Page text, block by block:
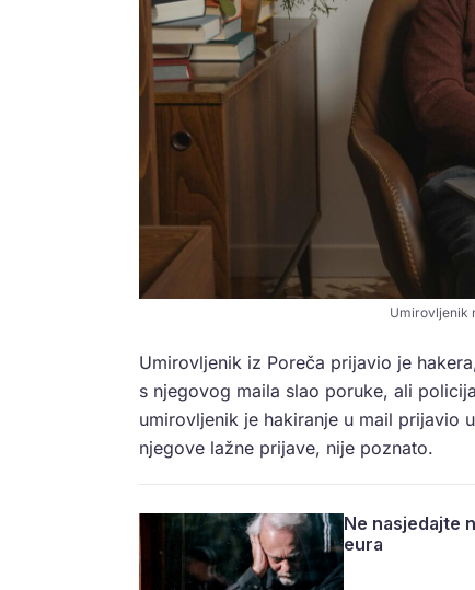
Umirovljenik
Umirovljenik iz Poreča prijavio je
s njegovog maila slao poruke, ali
umirovljenik je hakiranje u mail prijavio
njegove lažne prijave, nije poznato.
Ne nasjedajte
eura